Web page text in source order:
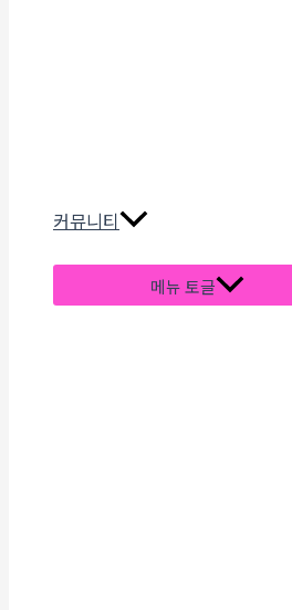
커뮤니티
메뉴 토글